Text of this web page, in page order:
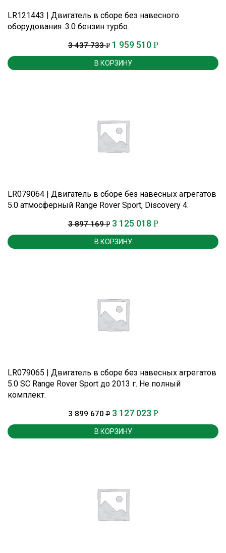
LR121443 | Двигатель в сборе без навесного
оборудования. 3.0 бензин турбо.
3 437 733Р 1 959 510 Р
В КОРЗИНУ
LR079064 | Двигатель в сборе без навесных агрегатов
5.0 атмосферный Range Rover Sport, Discovery 4.
3 897 169Р 3 125 018 Р
В КОРЗИНУ
LR079065 | Двигатель в сборе без навесных агрегатов
5.0 SC Range Rover Sport до 2013 г. Не полный
комплект.
3 899 670Р 3 127 023 Р
В КОРЗИНУ